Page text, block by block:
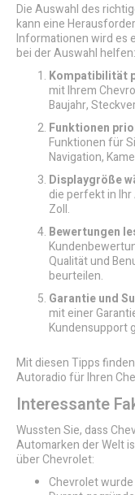
Die Auswahl des
kann eine
Informationen wird es
bei der Auswahl helfen:
Kompatibilität
mit Ihrem
Baujahr,
Funktionen
Funktionen für
Navigation,
Displaygröße
die perfekt in
Zoll.
Bewertungen
Qualität und
beurteilen.
Garantie und
mit einer
Kundensupport
Mit diesen Tipps
Autoradio für Ihren
Interessante
Wussten Sie, dass
Automarken der Welt
über Chevrolet:
Chevrolet wurde